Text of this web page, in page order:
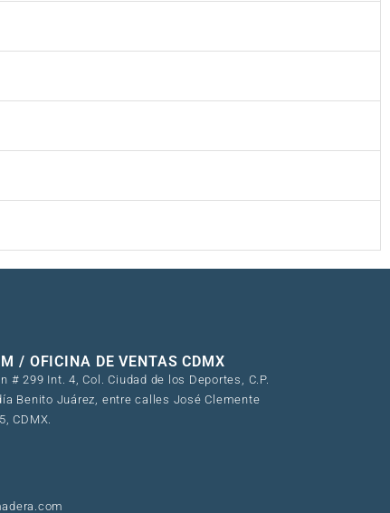
/ OFICINA DE VENTAS CDMX
# 299 Int. 4, Col. Ciudad de los Deportes, C.P.
Benito Juárez, entre calles José Clemente
CDMX.